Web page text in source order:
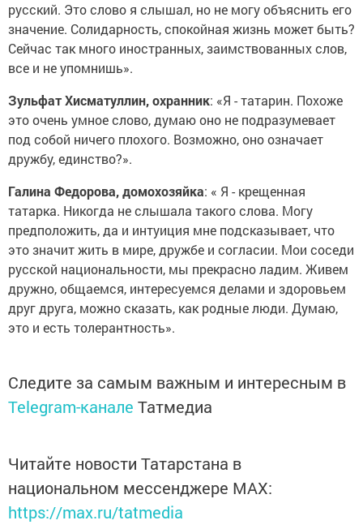
русский. Это слово я слышал, но не могу объяснить его
значение. Солидарность, спокойная жизнь может быть?
Сейчас так много иностранных, заимствованных слов,
все и не упомнишь».
Зульфат Хисматуллин, охранник: «Я - татарин. Похоже
это очень умное слово, думаю оно не подразумевает
под собой ничего плохого. Возможно, оно означает
дружбу, единство?».
Галина Федорова, домохозяйка: « Я - крещенная
татарка. Никогда не слышала такого слова. Могу
предположить, да и интуиция мне подсказывает, что
это значит жить в мире, дружбе и согласии. Мои соседи
русской национальности, мы прекрасно ладим. Живем
дружно, общаемся, интересуемся делами и здоровьем
друг друга, можно сказать, как родные люди. Думаю,
это и есть толерантность».
Следите за самым важным и интересным в
Telegram-канале Татмедиа
Читайте новости Татарстана в
национальном мессенджере MАХ:
https://max.ru/tatmedia